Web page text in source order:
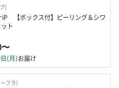
）
iP　【ボックス付】ピーリング＆シワ
ト
(月)お届け
フラ）